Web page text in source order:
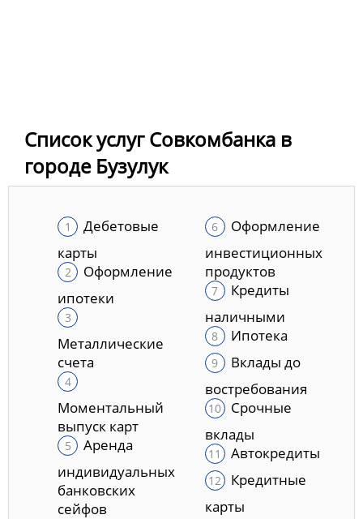
Список услуг Совкомбанка в
городе Бузулук
Дебетовые
карты
Оформление
ипотеки
Металлические
счета
Моментальный
выпуск карт
Аренда
индивидуальных
банковских
сейфов
Оформление
инвестиционных
продуктов
Кредиты
наличными
Ипотека
Вклады до
востребования
Срочные
вклады
Автокредиты
Кредитные
карты